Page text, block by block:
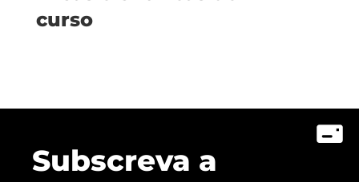
curso
Subscreva a